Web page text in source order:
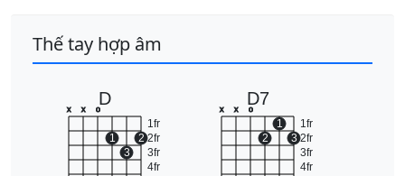
Thế tay hợp âm
D
1fr
2fr
3fr
4fr
x x o
1
3
2
D7
1fr
2fr
3fr
4fr
x x o
2
1
3